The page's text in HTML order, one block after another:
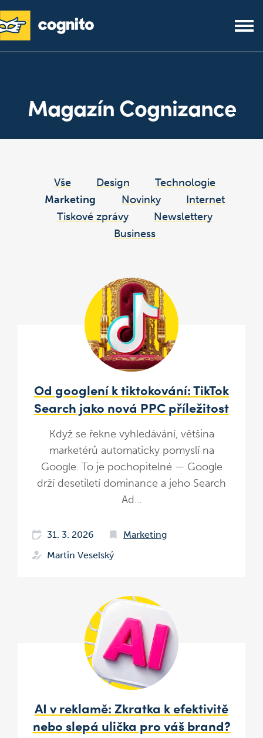
Magazín Cognizance
Vše Design
Technologie
Marketing
Novinky
Internet
Tiskové zprávy
Newslettery
Business
Od googlení k tiktokování: TikTok
Search jako nová PPC příležitost
Když se řekne vyhledávání, většina
marketérů automaticky pomyslí na
Google. To je pochopitelné — Google
drží desetiletí dominance a jeho Search
Ad...
31. 3. 2026
Marketing
Martin Veselský
AI v reklamě: Zkratka k efektivitě
nebo slepá ulička pro váš brand?